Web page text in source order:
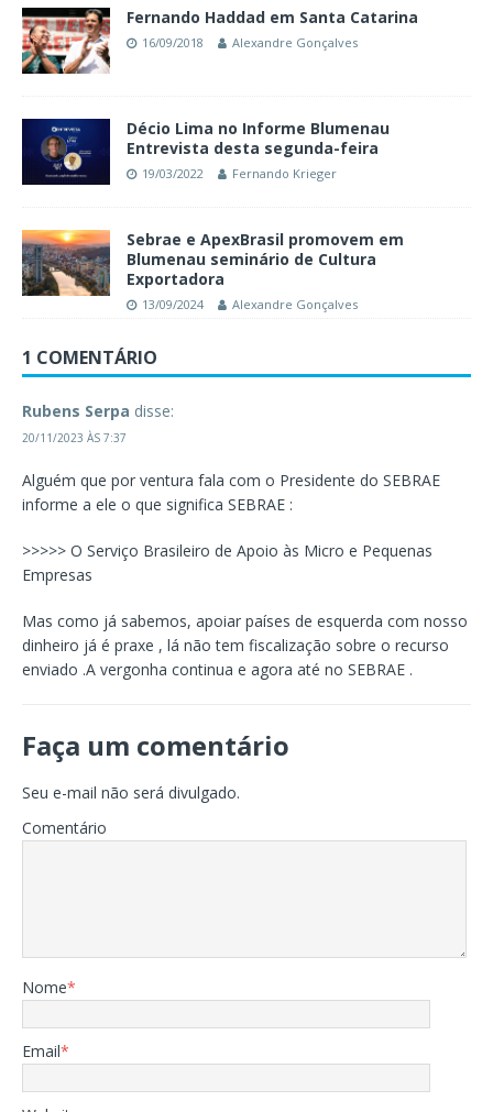
Fernando Haddad em Santa Catarina
16/09/2018 Alexandre Gonçalves
Décio Lima no Informe Blumenau
Entrevista desta segunda-feira
19/03/2022 Fernando Krieger
Sebrae e ApexBrasil promovem em
Blumenau seminário de Cultura
Exportadora
13/09/2024 Alexandre Gonçalves
1 COMENTÁRIO
Rubens Serpa disse:
20/11/2023 ÀS 7:37
Alguém que por ventura fala com o Presidente do SEBRAE
informe a ele o que significa SEBRAE :
>>>>> O Serviço Brasileiro de Apoio às Micro e Pequenas
Empresas
Mas como já sabemos, apoiar países de esquerda com nosso
dinheiro já é praxe , lá não tem fiscalização sobre o recurso
enviado .A vergonha continua e agora até no SEBRAE .
Faça um comentário
Seu e-mail não será divulgado.
Comentário
Nome*
Email*